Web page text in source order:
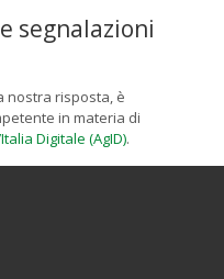
segnalazioni
nostra risposta, è
in materia di
Digitale (AgID).